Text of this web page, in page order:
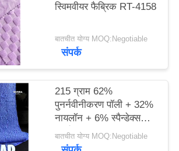
स्विमवीयर फैब्रिक RT-4158
बातचीत योग्य MOQ:Negotiable
संपर्क
215 ग्राम 62%
पुनर्नवीनीकरण पॉली + 32%
नायलॉन + 6% स्पैन्डेक्स
पुनर्नवीनीकरण स्विमवियर
कपड़े RT-4646
बातचीत योग्य MOQ:Negotiable